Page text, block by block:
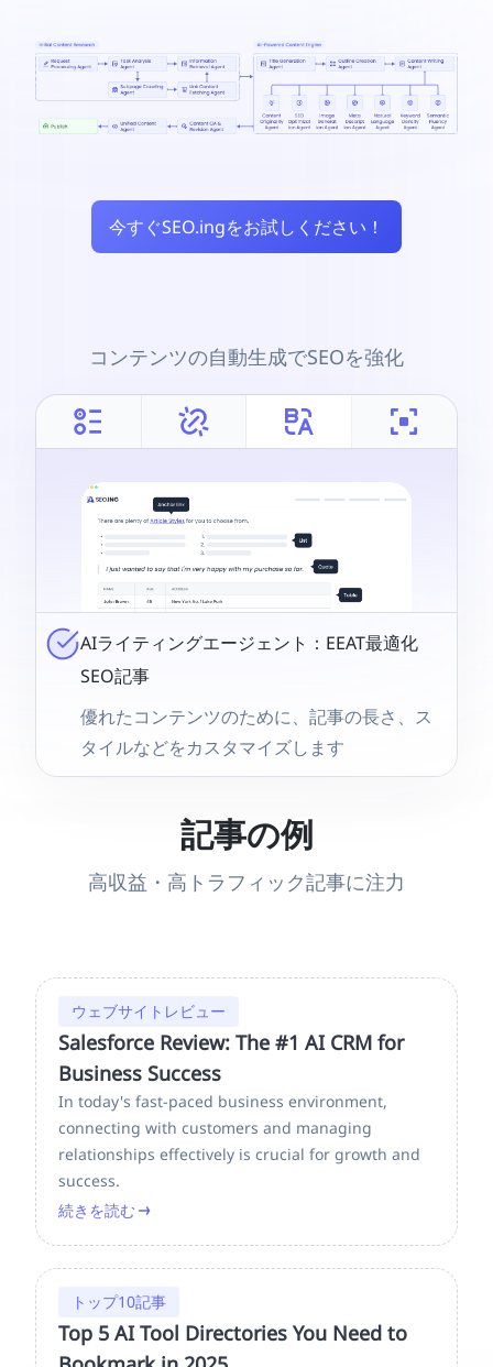
今すぐSEO.ingをお試しください！
コンテンツの自動生成でSEOを強化
AIライティングエージェント：EEAT最適化
SEO記事
優れたコンテンツのために、記事の長さ、ス
タイルなどをカスタマイズします
記事の例
高収益・高トラフィック記事に注力
ウェブサイトレビュー
Salesforce Review: The #1 AI CRM for
Business Success
In today's fast-paced business environment,
connecting with customers and managing
relationships effectively is crucial for growth and
success.
続きを読む
トップ10記事
Top 5 AI Tool Directories You Need to